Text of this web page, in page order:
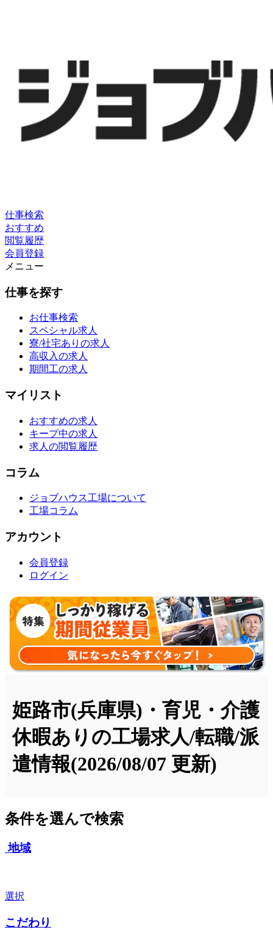
仕事検索
おすすめ
閲覧履歴
会員登録
メニュー
仕事を探す
お仕事検索
スペシャル求人
寮/社宅ありの求人
高収入の求人
期間工の求人
マイリスト
おすすめの求人
キープ中の求人
求人の閲覧履歴
コラム
ジョブハウス工場について
工場コラム
アカウント
会員登録
ログイン
姫路市(兵庫県)・育児・介護
休暇ありの工場求人/転職/派
遣情報(2026/08/07 更新)
条件を選んで検索
地域
選択
こだわり